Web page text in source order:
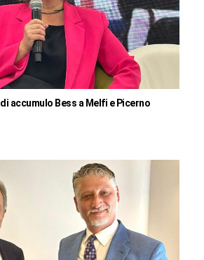
accumulo Bess a Melfi e Picerno